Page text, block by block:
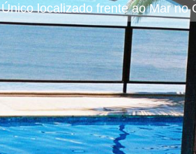
Único localizado frente ao Mar no